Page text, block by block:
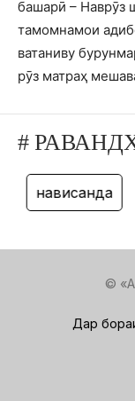
башарӣ – Наврӯз
тамомнамои
ватаниву
рӯз матраҳ
#
нависанда
©
Дар